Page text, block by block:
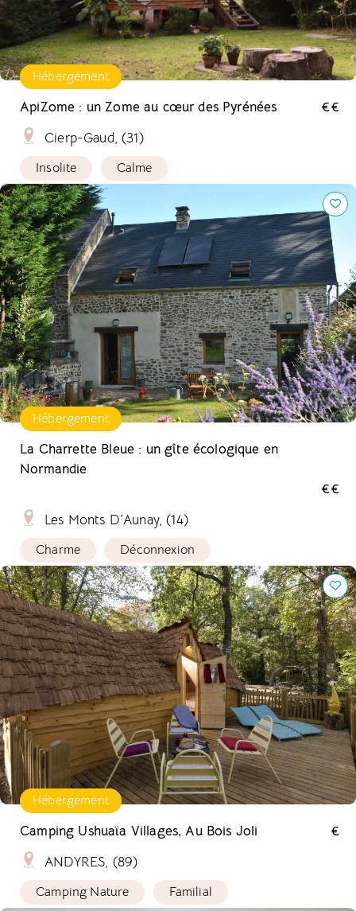
Hébergement
ApiZome : un Zome au cœur des Pyrénées
€€
Cierp-Gaud, (31)
Insolite Calme
Hébergement
La Charrette Bleue : un gîte écologique en
Normandie
€€
Les Monts D'Aunay, (14)
Charme Déconnexion
La Charrette Bleue : un gîte écologique en Normandie
Hébergement
Camping Ushuaïa Villages, Au Bois Joli
€
ANDYRES, (89)
Camping Nature Familial
Camping Ushuaïa Villages, Au Bois Joli